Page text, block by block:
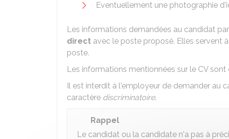
Eventuellement une photographie
Les informations demandées au candidat
direct avec le poste proposé. Elles servent
poste.
Les informations mentionnées sur le CV
Il est interdit à l'employeur de demander au
caractère discriminatoire.
Rappel
Le candidat ou la candidate n'a pas à